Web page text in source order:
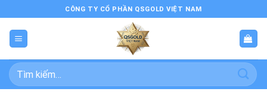
qua
dung
CÔNG TY CỔ PHẦN QSGOLD VIỆT NAM
Tìm
kiếm: